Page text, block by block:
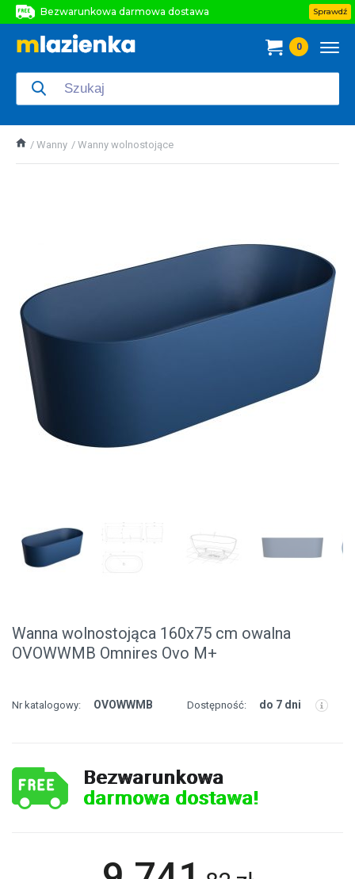
Bezwarunkowa darmowa dostawa
Bezwarunkowa darmowa dostawa
Sprawdź
0
Wanny Wanny wolnostojące
Wanna wolnostojąca 160x75 cm owalna
OVOWWMB Omnires Ovo M+
Nr katalogowy: OVOWWMB Dostępność: do 7 dni
Bezwarunkowa
darmowa dostawa!